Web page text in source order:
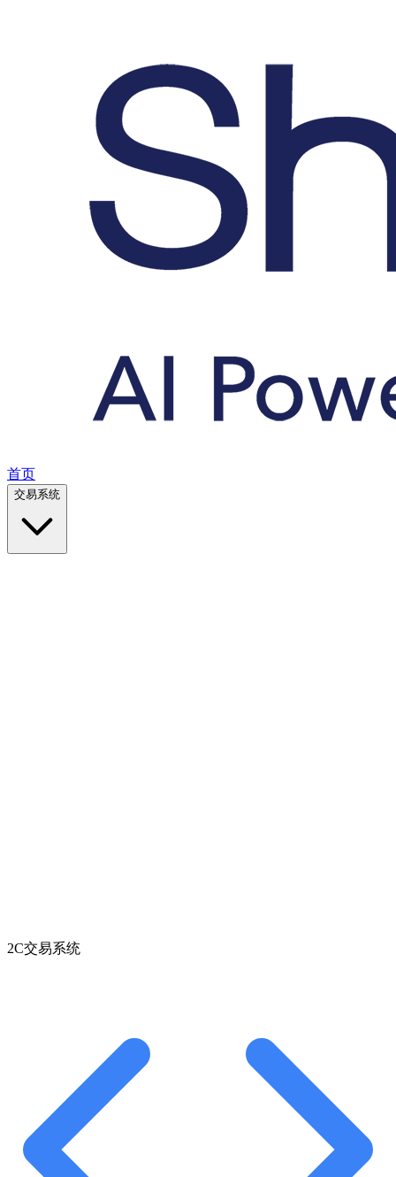
首页
交易系统
2C交易系统